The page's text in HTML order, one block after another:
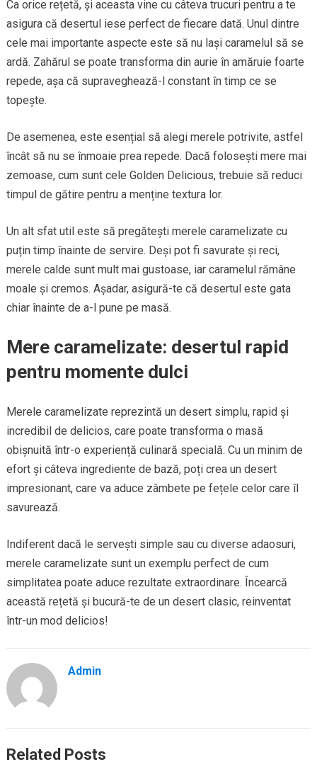
Ca orice rețetă, și aceasta vine cu câteva trucuri pentru a te
asigura că desertul iese perfect de fiecare dată. Unul dintre
cele mai importante aspecte este să nu lași caramelul să se
ardă. Zahărul se poate transforma din aurie în amăruie foarte
repede, așa că supraveghează-l constant în timp ce se
topește.
De asemenea, este esențial să alegi merele potrivite, astfel
încât să nu se înmoaie prea repede. Dacă folosești mere mai
zemoase, cum sunt cele Golden Delicious, trebuie să reduci
timpul de gătire pentru a menține textura lor.
Un alt sfat util este să pregătești merele caramelizate cu
puțin timp înainte de servire. Deși pot fi savurate și reci,
merele calde sunt mult mai gustoase, iar caramelul rămâne
moale și cremos. Așadar, asigură-te că desertul este gata
chiar înainte de a-l pune pe masă.
Mere caramelizate: desertul rapid
pentru momente dulci
Merele caramelizate reprezintă un desert simplu, rapid și
incredibil de delicios, care poate transforma o masă
obișnuită într-o experiență culinară specială. Cu un minim de
efort și câteva ingrediente de bază, poți crea un desert
impresionant, care va aduce zâmbete pe fețele celor care îl
savurează.
Indiferent dacă le servești simple sau cu diverse adaosuri,
merele caramelizate sunt un exemplu perfect de cum
simplitatea poate aduce rezultate extraordinare. Încearcă
această rețetă și bucură-te de un desert clasic, reinventat
într-un mod delicios!
Admin
Related Posts